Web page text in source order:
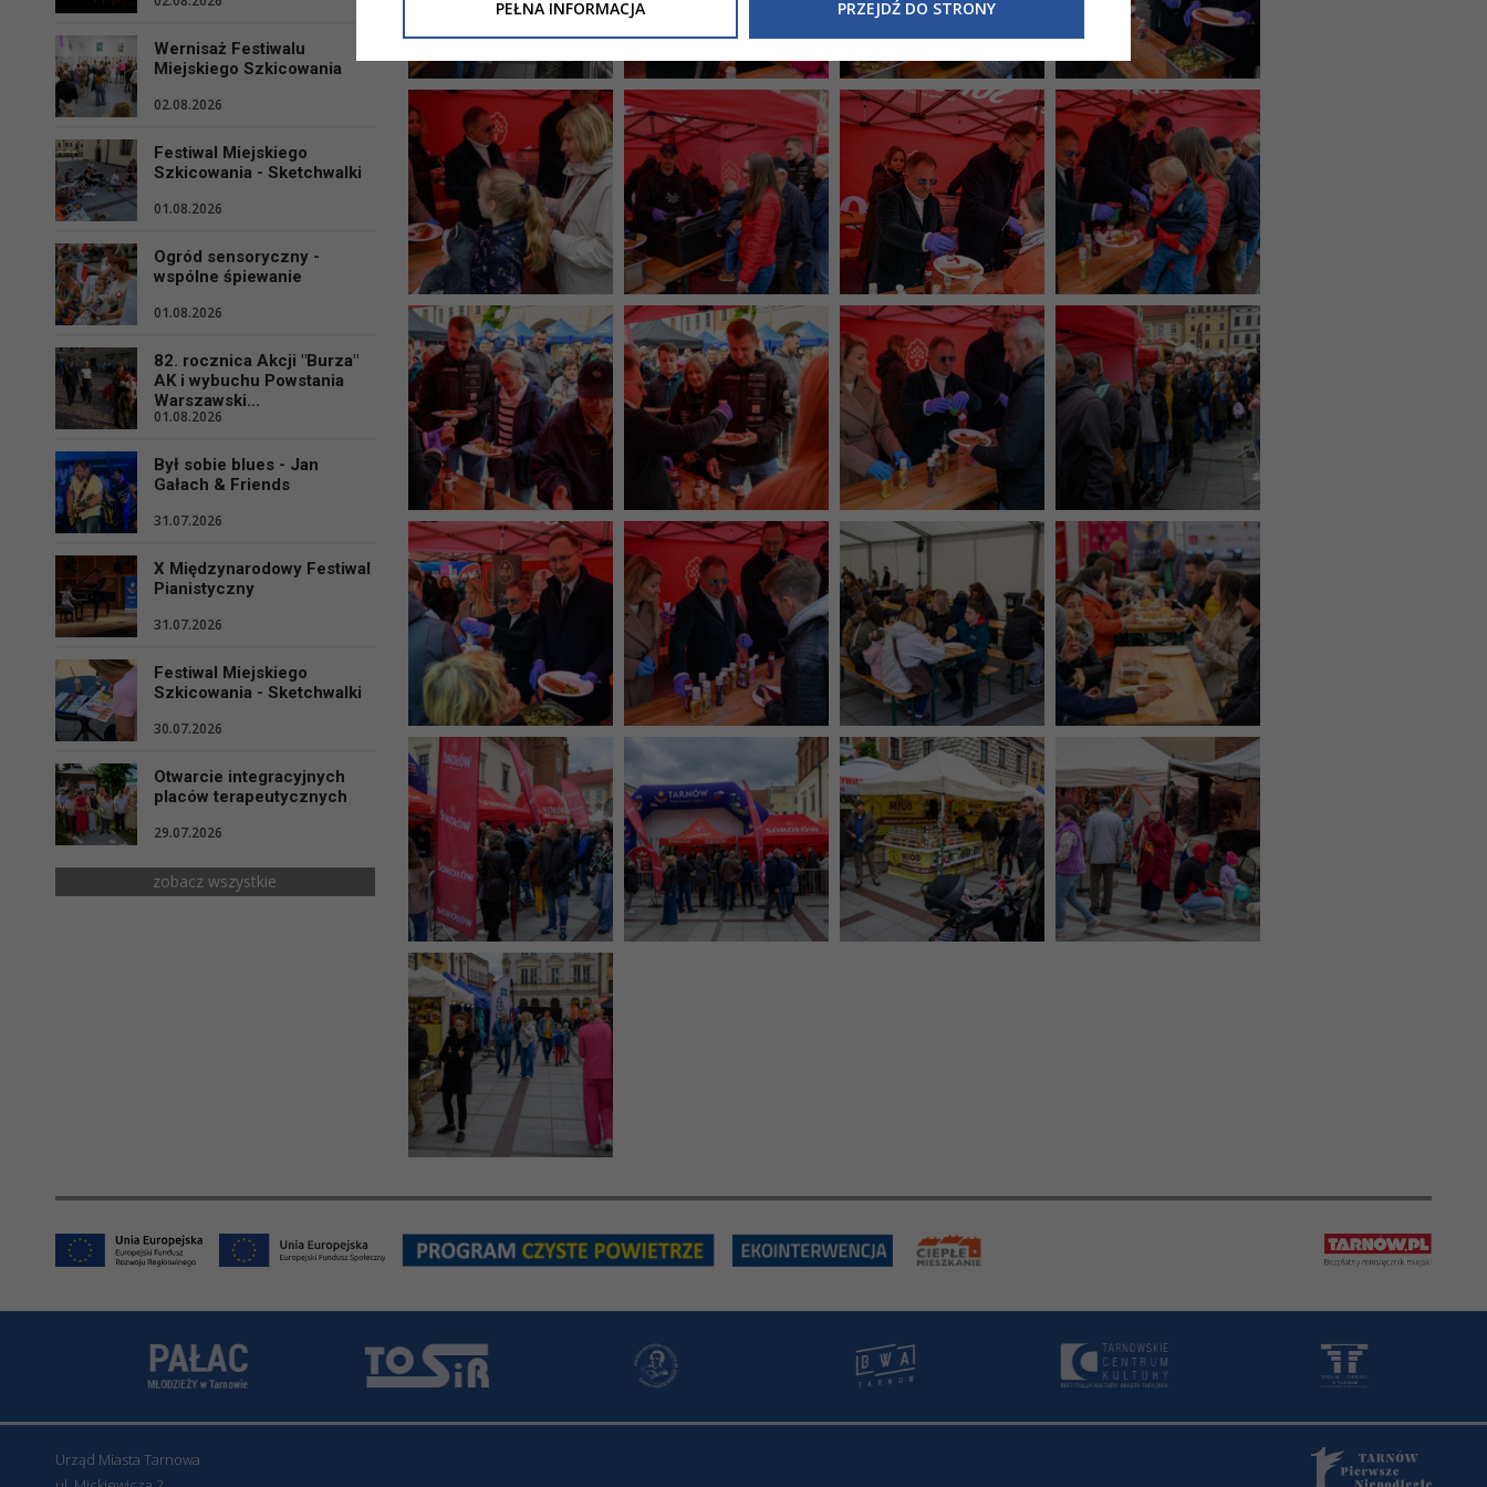
Wernisaż Festiwalu
Miejskiego Szkicowania
02.08.2026
Festiwal Miejskiego
Szkicowania - Sketchwalki
01.08.2026
Ogród sensoryczny -
wspólne śpiewanie
01.08.2026
82. rocznica Akcji "Burza"
AK i wybuchu Powstania
Warszawski...
01.08.2026
Był sobie blues - Jan
Gałach & Friends
31.07.2026
X Międzynarodowy Festiwal
Pianistyczny
31.07.2026
Festiwal Miejskiego
Szkicowania - Sketchwalki
30.07.2026
Otwarcie integracyjnych
placów terapeutycznych
29.07.2026
zobacz wszystkie
Urząd Miasta Tarnowa
Niniejsza informacja nie wymaga od Państwa żadnych dodatkowych działań.
PEŁNA INFORMACJA PRZEJDŹ DO STRONY